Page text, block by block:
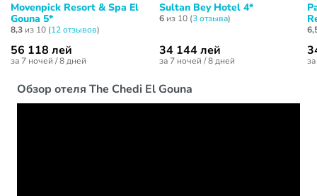
Обзор отеля The Chedi El Gouna
Movenpick Resort & Spa El
Gouna 5*
8,3 из 10 (12 отзывов)
56 118 лей
за 7 ночей / 8 дней
Sultan Bey Hotel 4*
6из 10 (3 отзывa)
34 144 лей
за 7 ночей / 8 дней